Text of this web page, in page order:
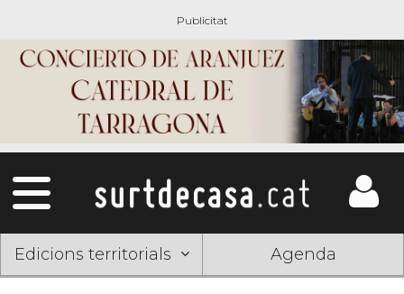
Edicions territorials Agenda